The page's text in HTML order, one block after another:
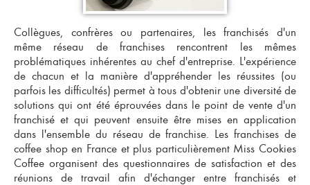
Collègues, confrères ou partenaires, lesfranchisés d'un
même réseau de franchises rencontrent les mêmes
problématiques inhérentes au chef d'entreprise. L'expérience
de chacun et la manière d'appréhender les réussites (ou
parfois les difficultés) permet à tous d'obtenir une diversité de
solutions qui ont été éprouvées dans le point de vente d'un
franchisé et qui peuvent ensuite être mises en application
dans l'ensemble du réseau defranchise. Lesfranchises de
coffee shop en Franceet plus particulièrement Miss Cookies
Coffee organisent des questionnaires de satisfaction et des
réunions de travail afin d'échanger entre franchisés et